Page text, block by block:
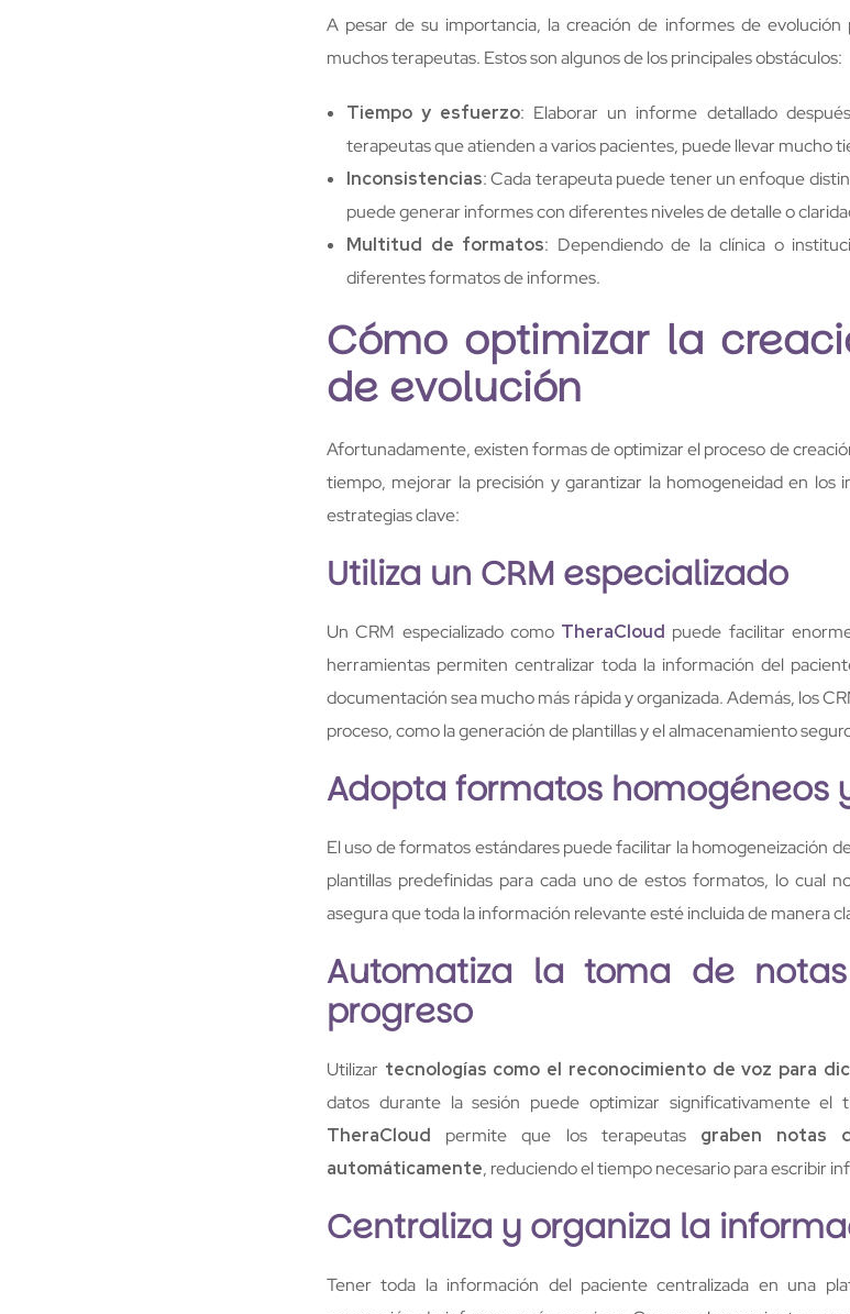
A pesar de su importancia, la creación de informes de
muchos terapeutas. Estos son algunos de los principales obstáculos:
Tiempo y esfuerzo: Elaborar un informe detallado
terapeutas que atienden a varios pacientes, puede llevar mucho
Inconsistencias: Cada terapeuta puede tener un enfoque
puede generar informes con diferentes niveles de detalle o
Multitud de formatos: Dependiendo de la clínica o
diferentes formatos de informes.
Cómo optimizar la
de evolución
Afortunadamente, existen formas de optimizar el proceso de
tiempo, mejorar la precisión y garantizar la homogeneidad en los
estrategias clave:
Utiliza un CRM especializado
Un CRM especializado como TheraCloud puede facilitar
herramientas permiten centralizar toda la información del
documentación sea mucho más rápida y organizada. Además, los
proceso, como la generación de plantillas y el almacenamiento
Adopta formatos homogéneos
El uso de formatos estándares puede facilitar la homogeneización
plantillas predefinidas para cada uno de estos formatos, lo cual
asegura que toda la información relevante esté incluida de manera
Automatiza la toma de
progreso
Utilizar tecnologías como el reconocimiento de voz para
datos durante la sesión puede optimizar significativamente el
TheraCloud permite que los terapeutas graben notas
automáticamente, reduciendo el tiempo necesario para escribir
Centraliza y organiza la
Tener toda la información del paciente centralizada en una